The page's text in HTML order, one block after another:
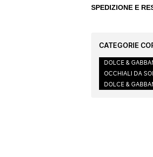
SPEDIZIONE E
CATEGORIE
DOLCE &
OCCHIALI DA
DOLCE &